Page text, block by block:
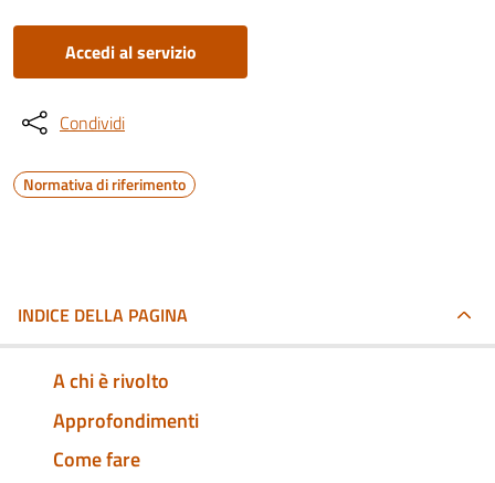
Accedi al servizio
Condividi
Normativa di riferimento
INDICE DELLA PAGINA
A chi è rivolto
Approfondimenti
Come fare